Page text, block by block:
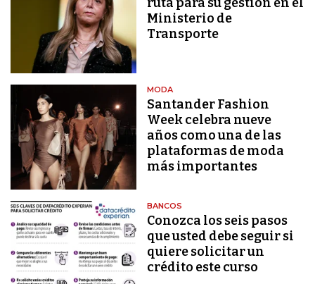
Ministerio de
Transporte
MODA
Santander Fashion
Week celebra nueve
años como una de las
plataformas de moda
más importantes
BANCOS
Conozca los seis pasos
que usted debe seguir si
quiere solicitar un
crédito este curso